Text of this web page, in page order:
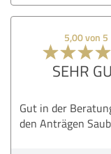
5,00 von 5
SEHR
Gut in der
den Anträgen